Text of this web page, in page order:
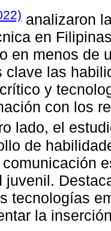
analizaron
en
en menos de
clave las
y
con los
lado, el
de
juvenil.
tecnologías
la